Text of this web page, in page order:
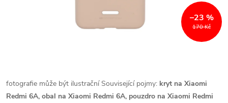
170 Kč
–23 %
fotografie může být ilustrační Související pojmy: kryt na Xiaomi
Redmi 6A, obal na Xiaomi Redmi 6A, pouzdro na Xiaomi Redmi